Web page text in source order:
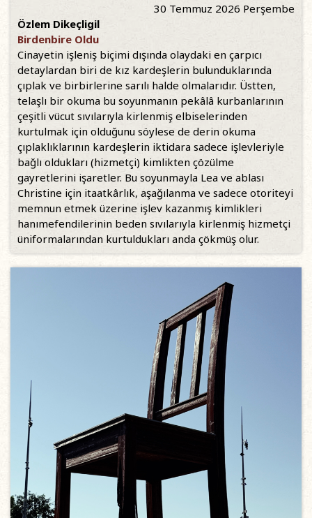
30 Temmuz 2026 Perşembe
Özlem Dikeçligil
Birdenbire Oldu
Cinayetin işleniş biçimi dışında olaydaki en çarpıcı
detaylardan biri de kız kardeşlerin bulunduklarında
çıplak ve birbirlerine sarılı halde olmalarıdır. Üstten,
telaşlı bir okuma bu soyunmanın pekâlâ kurbanlarının
çeşitli vücut sıvılarıyla kirlenmiş elbiselerinden
kurtulmak için olduğunu söylese de derin okuma
çıplaklıklarının kardeşlerin iktidara sadece işlevleriyle
bağlı oldukları (hizmetçi) kimlikten çözülme
gayretlerini işaretler. Bu soyunmayla Lea ve ablası
Christine için itaatkârlık, aşağılanma ve sadece otoriteyi
memnun etmek üzerine işlev kazanmış kimlikleri
hanımefendilerinin beden sıvılarıyla kirlenmiş hizmetçi
üniformalarından kurtuldukları anda çökmüş olur.